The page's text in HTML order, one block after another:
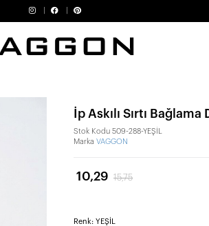
İp Askılı Sırtı
Stok Kodu 509-288-YEŞİL
Marka VAGGON
10,29 15,75
Renk: YEŞİL